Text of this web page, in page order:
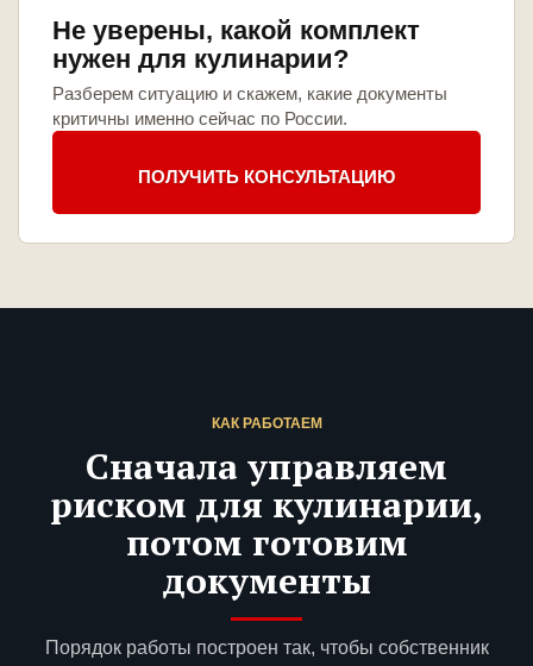
Не уверены, какой комплект
нужен для кулинарии?
Разберем ситуацию и скажем, какие документы
критичны именно сейчас по России.
ПОЛУЧИТЬ КОНСУЛЬТАЦИЮ
КАК РАБОТАЕМ
Сначала управляем
риском для кулинарии,
потом готовим
документы
Порядок работы построен так, чтобы собственник